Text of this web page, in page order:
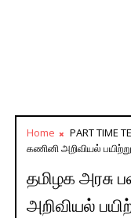
Home PART TIME
கணினி அறிவியல்
தமிழக அரசு
அறிவியல்